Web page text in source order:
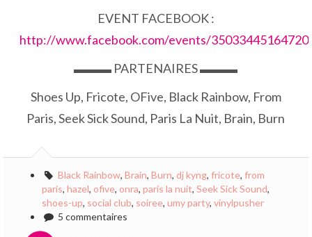
EVENT FACEBOOK :
http://www.facebook.com/events/
▬▬▬ PARTENAIRES ▬▬▬
Shoes Up, Fricote, OFive, Black Rainbow, From
Paris, Seek Sick Sound, Paris La Nuit, Brain, Burn
Black Rainbow, Brain, Burn, dj kyng, fricote, from
paris, hazel, ofive, onra, paris la nuit, Seek Sick Sound,
shoes-up, social club, soiree, umy party, vinylpusher
5 commentaires